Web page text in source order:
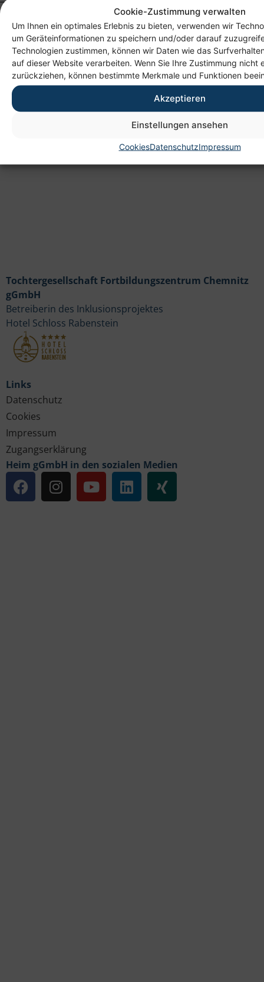
Cookie-Zustimmung verwalten
Um Ihnen ein optimales Erlebnis zu bieten, verwenden wir
um Geräteinformationen zu speichern und/oder darauf
Technologien zustimmen, können wir Daten wie das
auf dieser Website verarbeiten. Wenn Sie Ihre Zustimmung nicht
zurückziehen, können bestimmte Merkmale und Funktionen
Akzeptieren
Einstellungen ansehen
CookiesDatenschutzImpressum
Anschrift
Heim gemeinnützige GmbH
Links
Datenschutz
Cookies
Impressum
Zugangserklärung
Heim gGmbH in den sozialen Medien
Tochtergesellschaft Fortbildungszentrum Chemnitz
gGmbH
Betreiberin des Inklusionsprojektes
Hotel Schloss Rabenstein